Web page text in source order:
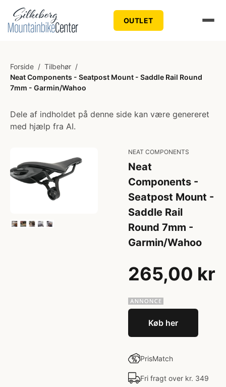
OUTLET
Forside / Tilbehør /
Neat Components - Seatpost Mount - Saddle Rail Round
7mm - Garmin/Wahoo
Dele af indholdet på denne side kan være genereret
med hjælp fra AI.
NEAT COMPONENTS
Neat
Components -
Seatpost Mount -
Saddle Rail
Round 7mm -
Garmin/Wahoo
265,00 kr
Køb her
PrisMatch
Fri fragt over kr. 349